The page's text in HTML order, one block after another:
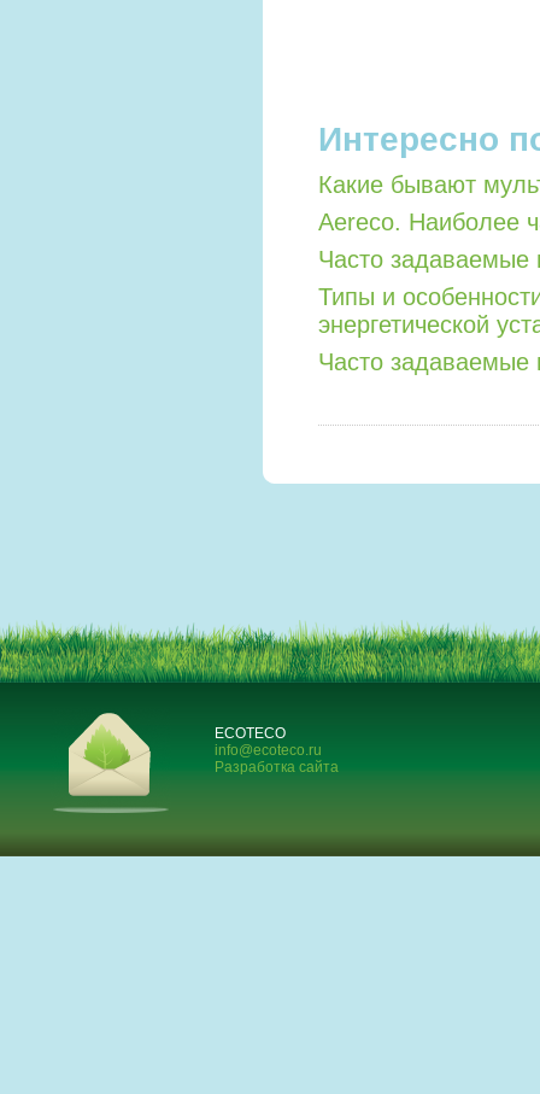
Интересно
Какие бывают
Aereco. Наиболее
Часто задаваемые
Типы и
энергетической
Часто задаваемые
ECOTECO
info@ecoteco.ru
Разработка сайта